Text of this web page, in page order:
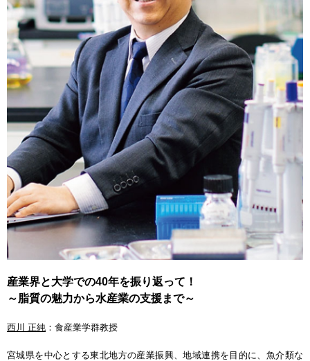
産業界と大学での40年を振り返って！
～脂質の魅力から水産業の支援まで～
西川 正純 ：食産業学群教授
宮城県を中心とする東北地方の産業振興、地域連携を目的に、魚介類な